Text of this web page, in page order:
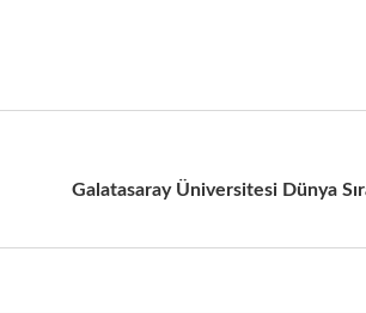
Galatasaray Üniversitesi Dünya